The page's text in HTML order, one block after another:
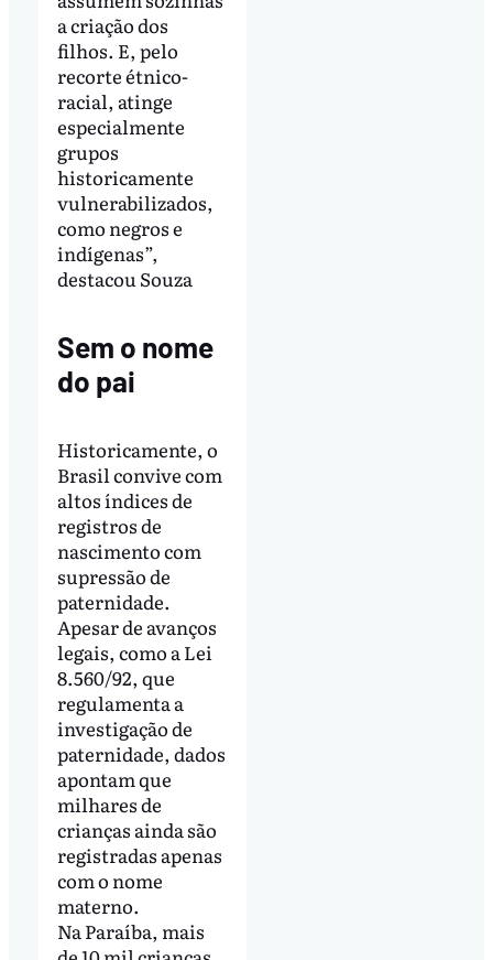
a criação dos
filhos. E, pelo
recorte étnico-
racial, atinge
especialmente
grupos
historicamente
vulnerabilizados,
como negros e
indígenas”,
destacou Souza
Sem o nome
do pai
Historicamente, o
Brasil convive com
altos índices de
registros de
nascimento com
supressão de
paternidade.
Apesar de avanços
legais, como a Lei
8.560/92, que
regulamenta a
investigação de
paternidade, dados
apontam que
milhares de
crianças ainda são
registradas apenas
com o nome
materno.
Na Paraíba, mais